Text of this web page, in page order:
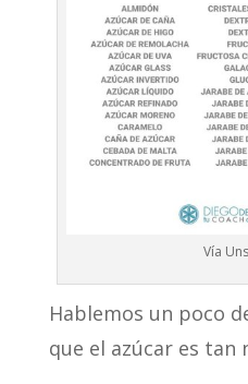
Vía
Hablemos un poco
que el azúcar es tan